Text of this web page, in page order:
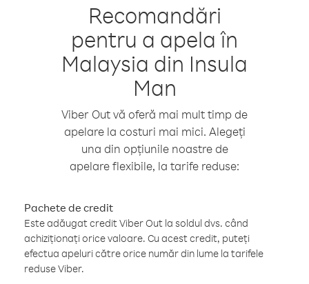
Recomandări
pentru a apela în
Malaysia din Insula
Man
Viber Out vă oferă mai mult timp de
apelare la costuri mai mici. Alegeți
una din opțiunile noastre de
apelare flexibile, la tarife reduse:
Pachete de credit
Este adăugat credit Viber Out la soldul dvs. când
achiziționați orice valoare. Cu acest credit, puteți
efectua apeluri către orice număr din lume la tarifele
reduse Viber.